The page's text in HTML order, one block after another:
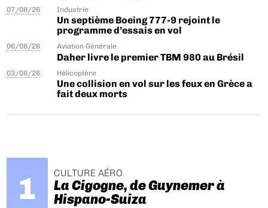
07/08/26 Industrie
Un septième Boeing 777-9 rejoint le
programme d’essais en vol
06/08/26 Aviation Générale
Daher livre le premier TBM 980 au Brésil
03/08/26 Hélicoptère
Une collision en vol sur les feux en Grèce a
fait deux morts
CULTURE AÉRO
La Cigogne, de Guynemer à
Hispano-Suiza